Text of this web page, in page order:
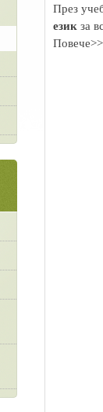
През
език за
Повече>>